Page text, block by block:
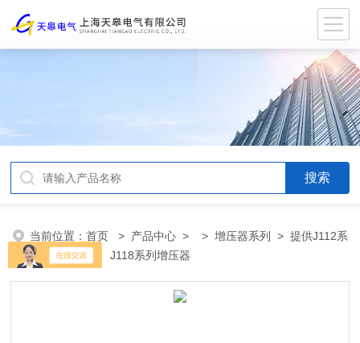
当前位置：首页 > 产品中心 > >增压器系列
> 提供J112系
列、J114系列、J118系列增压器